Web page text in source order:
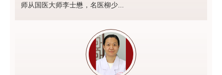
师从国医大师李士懋，名医柳少...